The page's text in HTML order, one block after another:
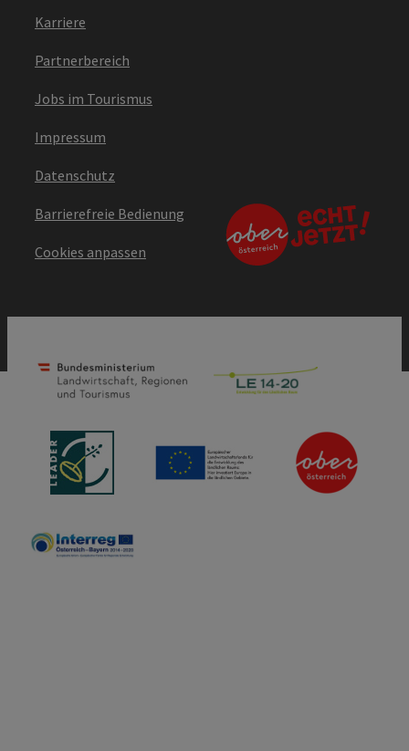
Karriere
Partnerbereich
Jobs im Tourismus
Impressum
Datenschutz
Barrierefreie Bedienung
Cookies anpassen